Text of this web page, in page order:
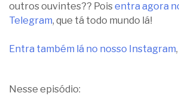
outros ouvintes?? Poisentra agora
Telegram, que tá todo mundo lá!
Entra também lá no nosso Instagram
Nesse episódio: